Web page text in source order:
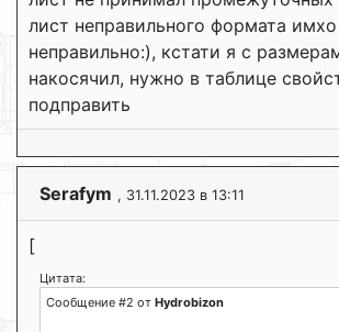
лист неправильного формата имхо
неправильно:), кстати я с
накосячил, нужно в таблице
подправить
Serafym , 31.11.2023 в 13:11
[
Цитата:
Сообщение #2 от Hydrobizon